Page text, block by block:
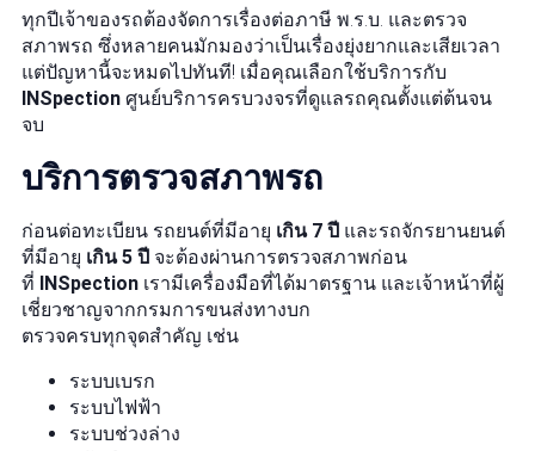
ทุกปีเจ้าของรถต้องจัดการเรื่องต่อภาษี พ.ร.บ. และตรวจ
สภาพรถ ซึ่งหลายคนมักมองว่าเป็นเรื่องยุ่งยากและเสียเวลา
แต่ปัญหานี้จะหมดไปทันที! เมื่อคุณเลือกใช้บริการกับ
INSpection ศูนย์บริการครบวงจรที่ดูแลรถคุณตั้งแต่ต้นจน
จบ
บริการตรวจสภาพรถ
ก่อนต่อทะเบียน รถยนต์ที่มีอายุ เกิน 7 ปี และรถจักรยานยนต์
ที่มีอายุ เกิน 5 ปี จะต้องผ่านการตรวจสภาพก่อน
ที่ INSpection เรามีเครื่องมือที่ได้มาตรฐาน และเจ้าหน้าที่ผู้
เชี่ยวชาญจากกรมการขนส่งทางบก
ตรวจครบทุกจุดสำคัญ เช่น
ระบบเบรก
ระบบไฟฟ้า
ระบบช่วงล่าง